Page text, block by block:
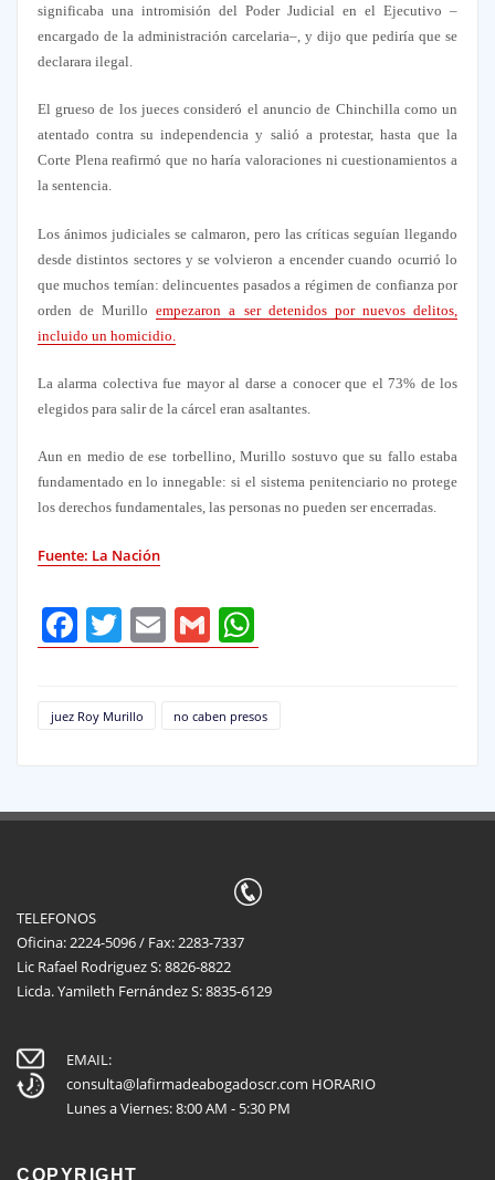
significaba una intromisión del Poder Judicial en el Ejecutivo –
encargado de la administración carcelaria–, y dijo que pediría que se
declarara ilegal.
El grueso de los jueces consideró el anuncio de Chinchilla como un
atentado contra su independencia y salió a protestar, hasta que la
Corte Plena reafirmó que no haría valoraciones ni cuestionamientos a
la sentencia.
Los ánimos judiciales se calmaron, pero las críticas seguían llegando
desde distintos sectores y se volvieron a encender cuando ocurrió lo
que muchos temían: delincuentes pasados a régimen de confianza por
orden de Murilloempezaron a ser detenidos por nuevos delitos,
incluido un homicidio.
La alarma colectiva fue mayor al darse a conocer que el 73% de los
elegidos para salir de la cárcel eran asaltantes.
Aun en medio de ese torbellino, Murillo sostuvo que su fallo estaba
fundamentado en lo innegable: si el sistema penitenciario no protege
los derechos fundamentales, las personas no pueden ser encerradas.
Fuente: La Nación
Facebook
Twitter
Email
GmailWhatsApp
juez Roy Murillo no caben presos
TELEFONOS
Oficina: 2224-5096 / Fax: 2283-7337
Lic Rafael Rodriguez S: 8826-8822
Licda. Yamileth Fernández S: 8835-6129
EMAIL:
consulta@lafirmadeabogadoscr.com HORARIO
Lunes a Viernes: 8:00 AM - 5:30 PM
COPYRIGHT